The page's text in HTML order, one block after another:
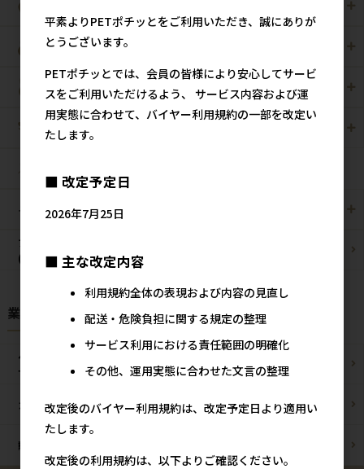
犬猫用
小動物用 鳥用
爬虫・両生類
その他/雑貨
ブリーダーパック
(プロ製品)
業種様別 特設ページ
ペットショップ/
サロン様
ブリーダー様
カフェ/飲食店様 ペットOK宿泊施設様
動物病院様
平素よりPETポチッとをご利用いただき、誠にありが
とうございます。
PETポチッとでは、会員の皆様により安心してサービ
スをご利用いただけるよう、 サービス内容および運
用実態に合わせて、バイヤー利用規約の一部を改定い
たします。
■ 改定予定日
2026年7月25日
■ 主な改定内容
利用規約全体の表現および内容の見直し
配送・危険負担に関する規定の整理
サービス利用における責任範囲の明確化
その他、運用実態に合わせた文言の整理
改定後のバイヤー利用規約は、改定予定日より適用い
たします。
改定後の利用規約は、以下よりご確認ください。